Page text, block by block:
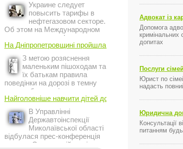
Украине следует
повысить тарифы в
нефтегазовом секторе.
Об этом на Международном
инвестиционном форуме в
Киеве заявил постоянный
представитель МВФ на
Украине Жером Ваше.
На Дніпропетровщині пройшла акція ...
З метою розяснення
маленьким пішоходам та
їх батькам правила
поведінки на дорозі в темну
пору доби, працівники сектору
профілактичної роботи відділу
ДАІ з обслуговування міста
Кривий Ріг провели ...
Найголовніше навчити дітей дотримуватися ...
В Управлінні
Державтоінспекції
Миколаївської області
відбулася прес-конференція
на тему Стан аварійності за
Адвокат із
Допомога
кримінальних
допитах
Послуги
Юрист по
надасть
Юридична
Консультації
питанням